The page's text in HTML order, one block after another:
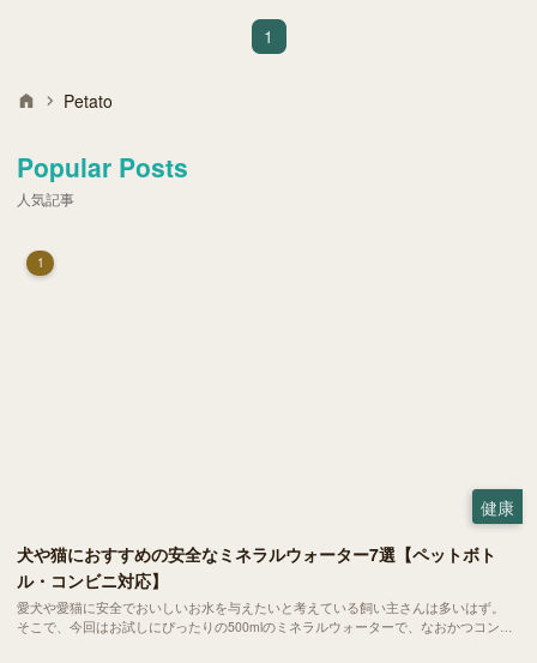
1
Petato
Popular Posts
人気記事
1
健康
犬や猫におすすめの安全なミネラルウォーター7選【ペットボト
ル・コンビニ対応】
愛犬や愛猫に安全でおいしいお水を与えたいと考えている飼い主さんは多いはず。
そこで、今回はお試しにぴったりの500mlのミネラルウォーターで、なおかつコンビ